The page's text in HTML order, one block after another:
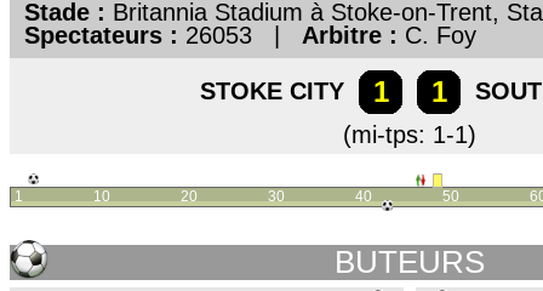
Stade : Britannia Stadium à Stoke-on-Trent,
Spectateurs : 26053 | Arbitre : C. Foy
STOKE CITY 1 1
(mi-tps: 1-1)
1 10 20 30 40 50
BUTEURS